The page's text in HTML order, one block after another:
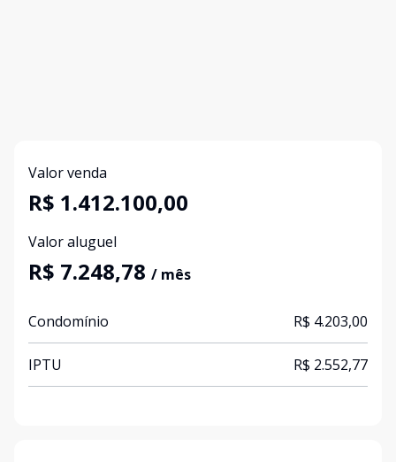
Valor venda
R$ 1.412.100,00
Valor aluguel
R$ 7.248,78 / mês
Condomínio R$ 4.203,00
IPTU R$ 2.552,77